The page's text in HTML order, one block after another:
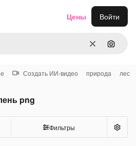
ОчиститьПоиск
Цены Войти
Создать ИИ-видео природа лес
png
Фильтры